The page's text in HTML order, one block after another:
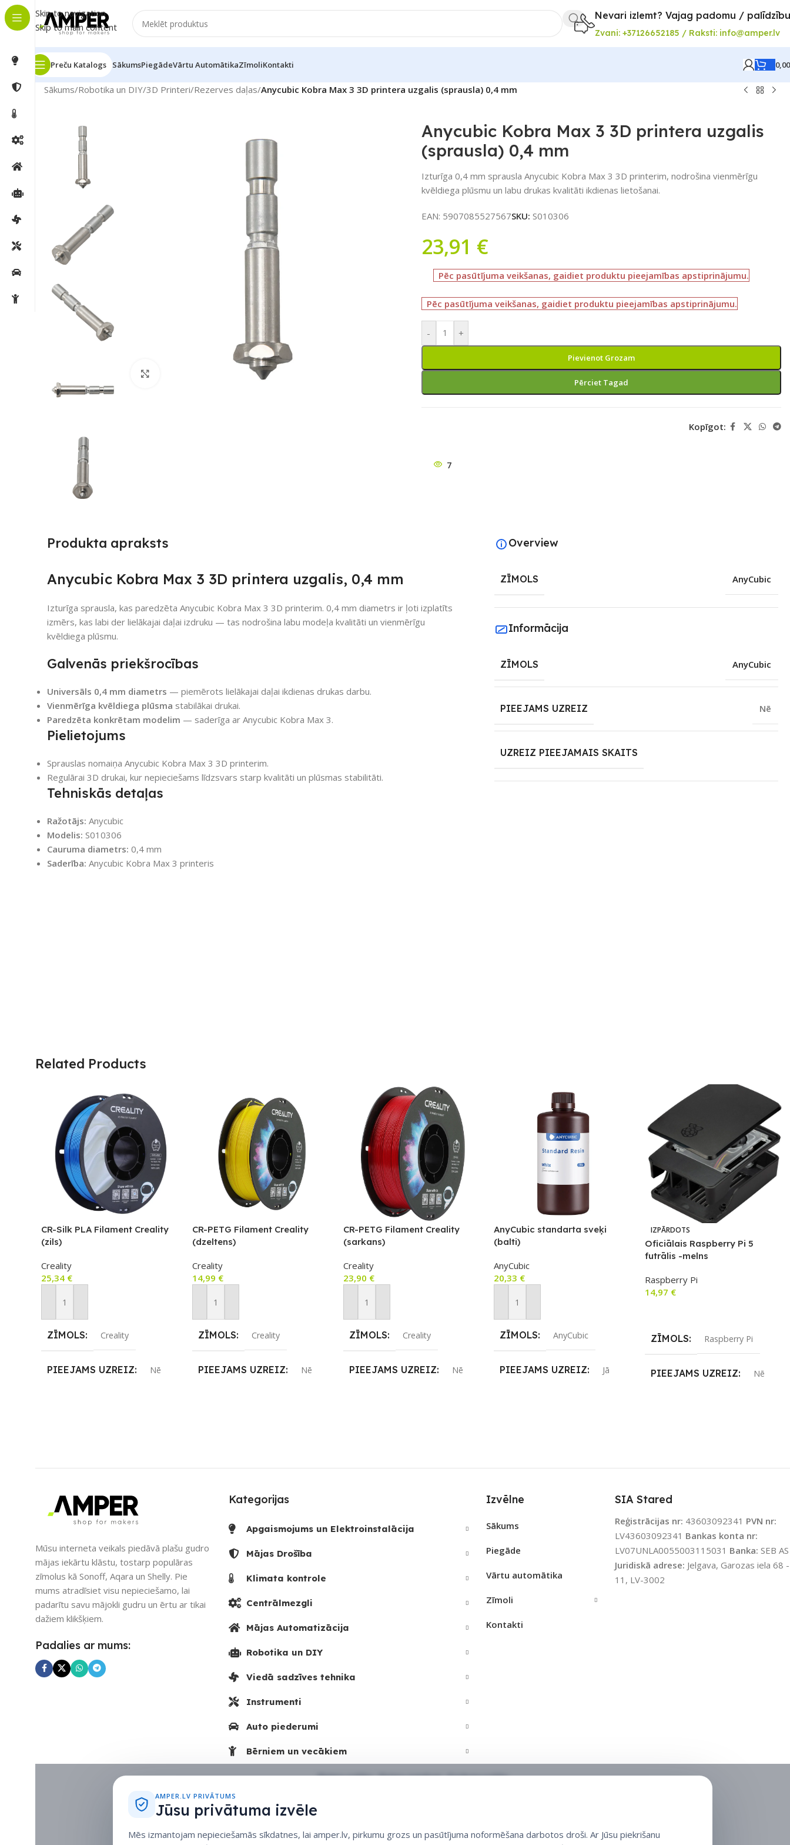
Skip to navigation
Skip to main content
Nevari izlemt? Vajag padomu /
Zvani: +37126652185 / Raksti: info@amper.lv
Preču Katalogs SākumsPiegādeVārtu AutomātikaZīmoliKontakti
Sākums/Robotika un DIY/3D Printeri/Rezerves daļas/Anycubic Kobra Max 3 3D printera uzgalis (sprausla) 0,4 mm
Noklikšķiniet, lai palielinātu
Anycubic Kobra Max 3 3D printera uzgalis
(sprausla) 0,4 mm
Izturīga 0,4 mm sprausla Anycubic Kobra Max 3 3D printerim, nodrošina vienmērīgu
kvēldiega plūsmu un labu drukas kvalitāti ikdienas lietošanai.
EAN: 5907085527567SKU: S010306
23,91 €
Pēc pasūtījuma veikšanas, gaidiet produktu pieejamības apstiprinājumu.
Pēc pasūtījuma veikšanas, gaidiet produktu pieejamības apstiprinājumu.
- +
Pievienot Grozam
Pērciet Tagad
Kopīgot:
7
Produkta apraksts
Anycubic Kobra Max 3 3D printera uzgalis, 0,4 mm
Izturīga sprausla, kas paredzēta Anycubic Kobra Max 3 3D printerim. 0,4 mm diametrs ir ļoti izplatīts
izmērs, kas labi der lielākajai daļai izdruku — tas nodrošina labu modeļa kvalitāti un vienmērīgu
kvēldiega plūsmu.
Galvenās priekšrocības
Universāls 0,4 mm diametrs — piemērots lielākajai daļai ikdienas drukas darbu.
Vienmērīga kvēldiega plūsma stabilākai drukai.
Paredzēta konkrētam modelim — saderīga ar Anycubic Kobra Max 3.
Pielietojums
Sprauslas nomaiņa Anycubic Kobra Max 3 3D printerim.
Regulārai 3D drukai, kur nepieciešams līdzsvars starp kvalitāti un plūsmas stabilitāti.
Tehniskās detaļas
Ražotājs: Anycubic
Modelis: S010306
Cauruma diametrs: 0,4 mm
Saderība: Anycubic Kobra Max 3 printeris
Overview
ZĪMOLS AnyCubic
Informācija
ZĪMOLS AnyCubic
PIEEJAMS UZREIZ Nē
UZREIZ PIEEJAMAIS SKAITS
Related Products
CR-Silk PLA Filament Creality
(zils)
Creality
25,34 €
Pievienot Grozam
ZĪMOLS Creality
PIEEJAMS UZREIZ Nē
CR-PETG Filament Creality
(dzeltens)
Creality
14,99 €
Pievienot Grozam
ZĪMOLS Creality
PIEEJAMS UZREIZ Nē
CR-PETG Filament Creality
(sarkans)
Creality
23,90 €
Pievienot Grozam
ZĪMOLS Creality
PIEEJAMS UZREIZ Nē
AnyCubic standarta sveķi
(balti)
AnyCubic
20,33 €
Pievienot Grozam
ZĪMOLS AnyCubic
PIEEJAMS UZREIZ Jā
IZPĀRDOTS
Oficiālais Raspberry Pi 5
futrālis -melns
Raspberry Pi
14,97 €
ZĪMOLS Raspberry Pi
PIEEJAMS UZREIZ Nē
Mūsu interneta veikals piedāvā plašu gudro
mājas iekārtu klāstu, tostarp populāras
zīmolus kā Sonoff, Aqara un Shelly. Pie
mums atradīsiet visu nepieciešamo, lai
padarītu savu mājokli gudru un ērtu ar tikai
dažiem klikšķiem.
Padalies ar mums:
Kategorijas
Apgaismojums un Elektroinstalācija
Mājas Drošība
Klimata kontrole
Centrālmezgli
Mājas Automatizācija
Robotika un DIY
Viedā sadzīves tehnika
Instrumenti
Auto piederumi
Bērniem un vecākiem
Izvēlne
Sākums
Piegāde
Vārtu automātika
Zīmoli
Kontakti
SIA Stared
Reģistrācijas nr: 43603092341 PVN nr:
LV43603092341 Bankas konta nr:
LV07UNLA0055003115031 Banka: SEB AS
Juridiskā adrese: Jelgava, Garozas iela 68 -
11, LV-3002
AMPER.LV PRIVĀTUMS
Jūsu privātuma izvēle
Mēs izmantojam nepieciešamās sīkdatnes, lai amper.lv, pirkumu grozs un pasūtījuma noformēšana darbotos droši. Ar Jūsu piekrišanu
Sīkdatņu politika• Sīkdatņu iestatījumi •Privātuma politika